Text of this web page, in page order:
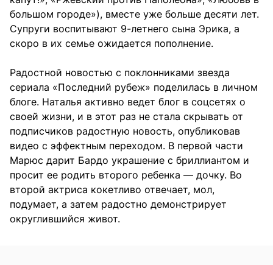
большом городе»), вместе уже больше десяти лет.
Супруги воспитывают 9-летнего сына Эрика, а
скоро в их семье ожидается пополнение.
Радостной новостью с поклонниками звезда
сериала «Последний рубеж» поделилась в личном
блоге. Наталья активно ведет блог в соцсетях о
своей жизни, и в этот раз не стала скрывать от
подписчиков радостную новость, опубликовав
видео с эффектным переходом. В первой части
Марюс дарит Бардо украшение с бриллиантом и
просит ее родить второго ребенка — дочку. Во
второй актриса кокетливо отвечает, мол,
подумает, а затем радостно демонстрирует
округлившийся живот.